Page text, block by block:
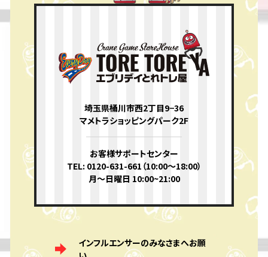
埼玉県桶川市西2丁目9−36
マメトラショッピングパーク2F
お客様サポートセンター
TEL: 0120-631-661（10:00〜18:00）
月〜日曜日 10:00~21:00
インフルエンサーのみなさまへお願